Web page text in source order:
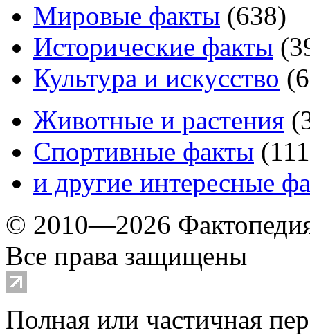
Мировые факты (638)
Исторические факты (
Культура и искусство (
Животные и растения (
Спортивные факты (111
и другие интересные
© 2010—2026
Все права защищены
Полная или частичная